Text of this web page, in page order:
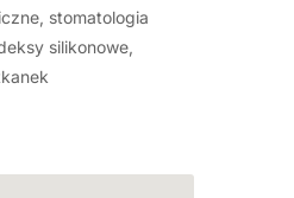
stomatologia
silikonowe,